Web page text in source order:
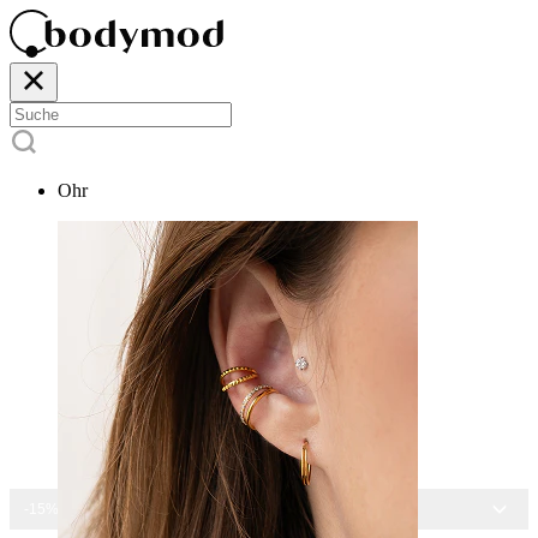
Ohr
-15% AUF ALLEN SCHMUCK